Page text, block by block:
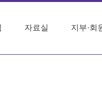
자료실 지부·회